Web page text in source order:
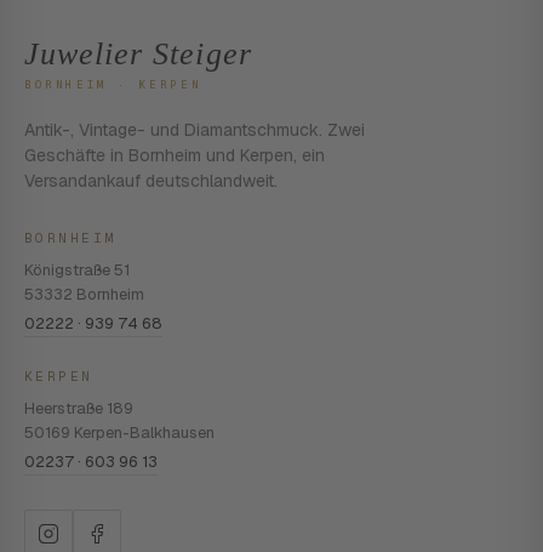
Juwelier Steiger
BORNHEIM · KERPEN
Antik-, Vintage- und Diamantschmuck. Zwei
Geschäfte in Bornheim und Kerpen, ein
Versandankauf deutschlandweit.
BORNHEIM
Königstraße 51
53332 Bornheim
02222 · 939 74 68
KERPEN
Heerstraße 189
50169 Kerpen-Balkhausen
02237 · 603 96 13